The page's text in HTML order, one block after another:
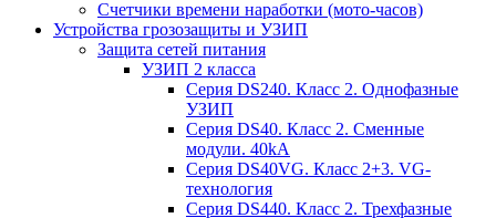
Счетчики времени наработки (мото-часов)
Устройства грозозащиты и УЗИП
Защита сетей питания
УЗИП 2 класса
Серия DS240. Класс 2. Однофазные
УЗИП
Серия DS40. Класс 2. Сменные
модули. 40kA
Серия DS40VG. Класс 2+3. VG-
технология
Серия DS440. Класс 2. Трехфазные